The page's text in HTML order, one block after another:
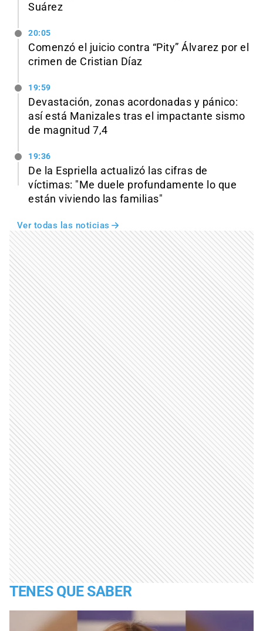
Suárez
20:05
Comenzó el juicio contra “Pity” Álvarez por el
crimen de Cristian Díaz
19:59
Devastación, zonas acordonadas y pánico:
así está Manizales tras el impactante sismo
de magnitud 7,4
19:36
De la Espriella actualizó las cifras de
víctimas: "Me duele profundamente lo que
están viviendo las familias"
Ver todas las noticias
TENES QUE SABER